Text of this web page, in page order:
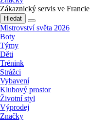
Zákaznický servis ve Francie
Hledat
Mistrovství světa 2026
Boty
Týmy
Děti
Trénink
Strážci
Vybavení
Klubový prostor
Životní styl
Výprodej
Značky